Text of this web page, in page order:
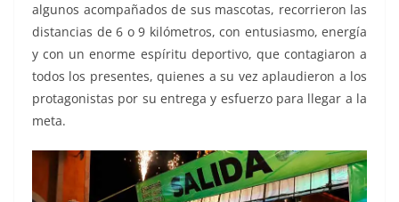
algunos acompañados de sus mascotas, recorrieron las
distancias de 6 o 9 kilómetros, con entusiasmo, energía
y con un enorme espíritu deportivo, que contagiaron a
todos los presentes, quienes a su vez aplaudieron a los
protagonistas por su entrega y esfuerzo para llegar a la
meta.